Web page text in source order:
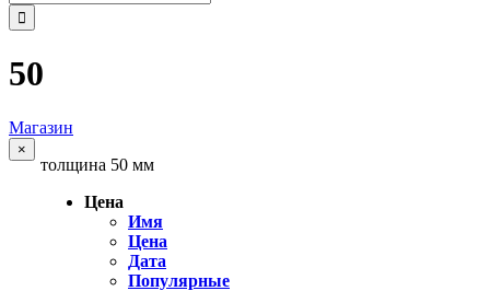
50
Магазин
толщина 50 мм
Цена
Имя
Цена
Дата
Популярные
Close
product
×